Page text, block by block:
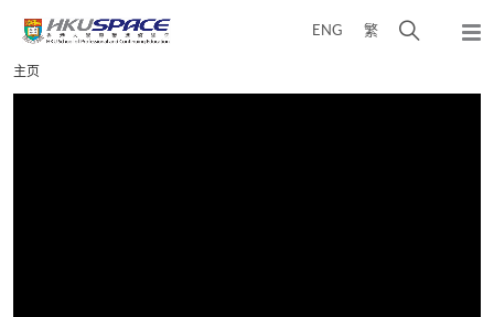
content
ENG 繁
弹
Main
content
主页